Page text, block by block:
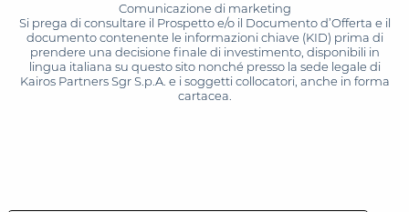
Comunicazione di marketing
Si prega di consultare il Prospetto e/o il Documento d’Offerta e il
documento contenente le informazioni chiave (KID) prima di
prendere una decisione finale di investimento, disponibili in
lingua italiana su questo sito nonché presso la sede legale di
Kairos Partners Sgr S.p.A. e i soggetti collocatori, anche in forma
cartacea.